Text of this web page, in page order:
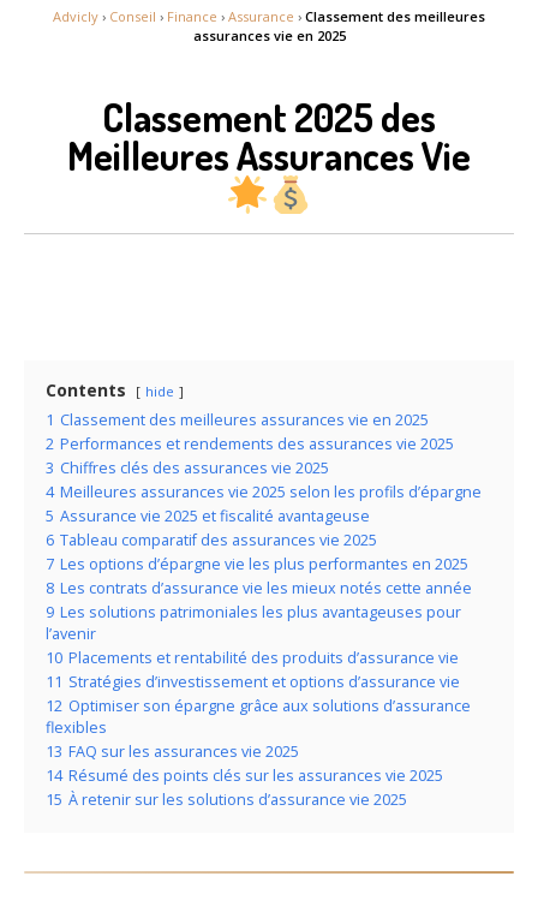
Advicly › Conseil › Finance › Assurance › Classement des meilleures
assurances vie en 2025
Classement 2025 des
Meilleures Assurances Vie
Contents hide
1 Classement des meilleures assurances vie en 2025
2 Performances et rendements des assurances vie 2025
3 Chiffres clés des assurances vie 2025
4 Meilleures assurances vie 2025 selon les profils d’épargne
5 Assurance vie 2025 et fiscalité avantageuse
6 Tableau comparatif des assurances vie 2025
7 Les options d’épargne vie les plus performantes en 2025
8 Les contrats d’assurance vie les mieux notés cette année
9 Les solutions patrimoniales les plus avantageuses pour
l’avenir
10 Placements et rentabilité des produits d’assurance vie
11 Stratégies d’investissement et options d’assurance vie
12 Optimiser son épargne grâce aux solutions d’assurance
flexibles
13 FAQ sur les assurances vie 2025
14 Résumé des points clés sur les assurances vie 2025
15 À retenir sur les solutions d’assurance vie 2025